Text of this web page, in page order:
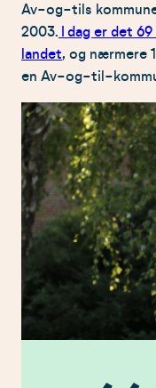
Av-og-tils
2003. I dag er det
landet, og nærmere
en Av-og-til-